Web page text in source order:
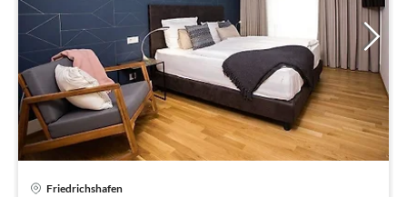
Friedrichshafen